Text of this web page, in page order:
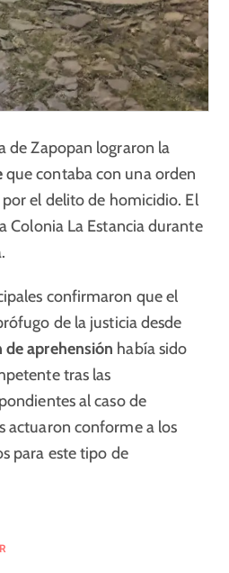
de Zapopan lograron la
que contaba con una orden
el delito de homicidio. El
Colonia La Estancia durante
confirmaron que el
de la justicia desde
de aprehensión había sido
tras las
al caso de
actuaron conforme a los
para este tipo de